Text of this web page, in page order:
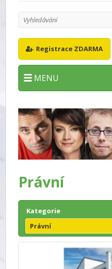
Registrace ZDARMA
MENU
Právní
Kategorie
Právní